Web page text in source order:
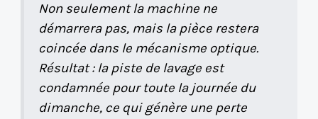
Non seulement la machine ne
démarrera pas, mais la pièce restera
coincée dans le mécanisme optique.
Résultat : la piste de lavage est
condamnée pour toute la journée du
dimanche, ce qui génère une perte